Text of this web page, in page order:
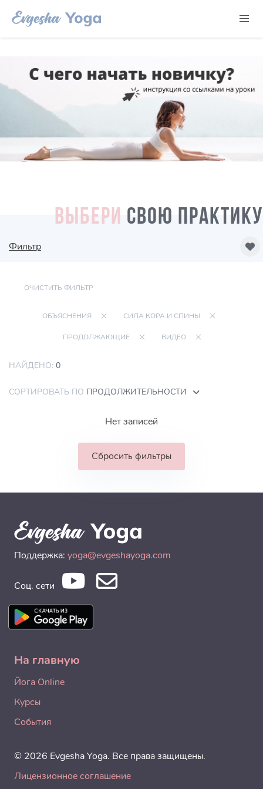
ВЫБЕРИ СВОЮ ПРАКТИКУ
Фильтр
ОЧИСТИТЬ ФИЛЬТР
ОБЪЯСНЕНИЯ СИЛА КОРА И СПИНЫ
ПРОДОЛЖАЮЩИЕ ВИДЕО
НАЙДЕНО: 0
СОРТИРОВАТЬ ПО ПРОДОЛЖИТЕЛЬНОСТИ
Нет записей
Сбросить фильтры
Поддержка: yoga@evgeshayoga.com
Соц. сети
На главную
Йога Online
Курсы
События
© 2026 Evgesha Yoga. Все права защищены.
Лицензионное соглашение